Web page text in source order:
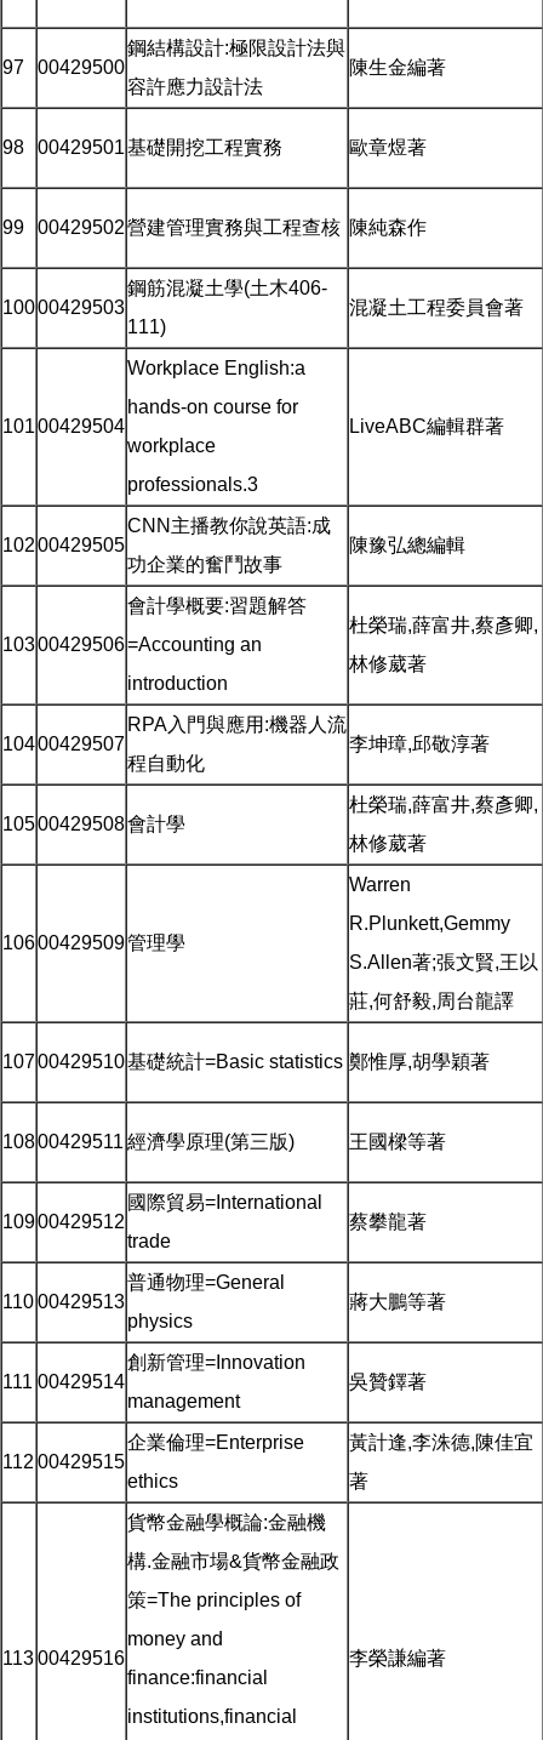
97 00429500
鋼結構設計:極限設計法與
容許應力設計法
陳生金編著
98 00429501基礎開挖工程實務 歐章煜著
99 00429502營建管理實務與工程查核 陳純森作
10000429503
鋼筋混凝土學(土木406-
111)
混凝土工程委員會著
10100429504
Workplace English:a
hands-on course for
workplace
professionals.3
LiveABC編輯群著
10200429505
CNN主播教你說英語:成
功企業的奮鬥故事
陳豫弘總編輯
10300429506
會計學概要:習題解答
=Accounting an
introduction
杜榮瑞,薛富井,蔡彥卿,
林修葳著
10400429507
RPA入門與應用:機器人流
程自動化
李坤璋,邱敬淳著
10500429508會計學
杜榮瑞,薛富井,蔡彥卿,
林修葳著
10600429509管理學
Warren
R.Plunkett,Gemmy
S.Allen著;張文賢,王以
莊,何舒毅,周台龍譯
10700429510基礎統計=Basic statistics 鄭惟厚,胡學穎著
10800429511 經濟學原理(第三版) 王國樑等著
10900429512
國際貿易=International
trade
蔡攀龍著
11000429513
普通物理=General
physics
蔣大鵬等著
111 00429514
創新管理=Innovation
management
吳贊鐸著
112 00429515
企業倫理=Enterprise
ethics
黃計逢,李洙德,陳佳宜
著
11300429516
貨幣金融學概論:金融機
構.金融市場&貨幣金融政
策=The principles of
money and
finance:financial
institutions,financial
李榮謙編著